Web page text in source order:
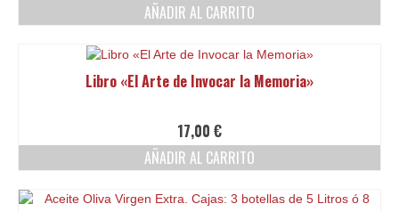
AÑADIR AL CARRITO
Libro «El Arte de Invocar la Memoria»
17,00 €
AÑADIR AL CARRITO